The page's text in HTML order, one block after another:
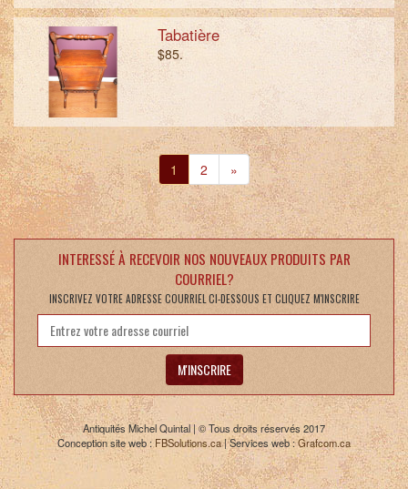
Tabatière
$85.
1 2 » Suivante
INTERESSÉ À RECEVOIR NOS NOUVEAUX PRODUITS PAR
COURRIEL?
INSCRIVEZ VOTRE ADRESSE COURRIEL CI-DESSOUS ET CLIQUEZ M'INSCRIRE
M'INSCRIRE
Antiquités Michel Quintal | © Tous droits réservés 2017
Conception site web :FBSolutions.ca| Services web :Grafcom.ca